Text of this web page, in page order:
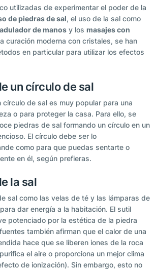
utilizadas de experimentar el poder de la
de piedras de sal, el uso de la sal como
adulador de manos y los masajes con
curación moderna con cristales, se han
en particular para utilizar los efectos
un círculo de sal
círculo de sal es muy popular para una
o para proteger la casa. Para ello, se
piedras de sal formando un círculo en un
El círculo debe ser lo
como para que puedas sentarte o
en él, según prefieras.
la sal
sal como las velas de té y las lámparas de
dar energía a la habitación. El sutil
potenciado por la estética de la piedra
también afirman que el calor de una
hace que se liberen iones de la roca
el aire o proporciona un mejor clima
de ionización). Sin embargo, esto no